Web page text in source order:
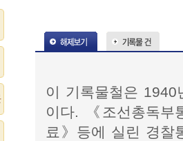
이 기록물철은
이다. 《조선총독
료》등에 실린 경찰